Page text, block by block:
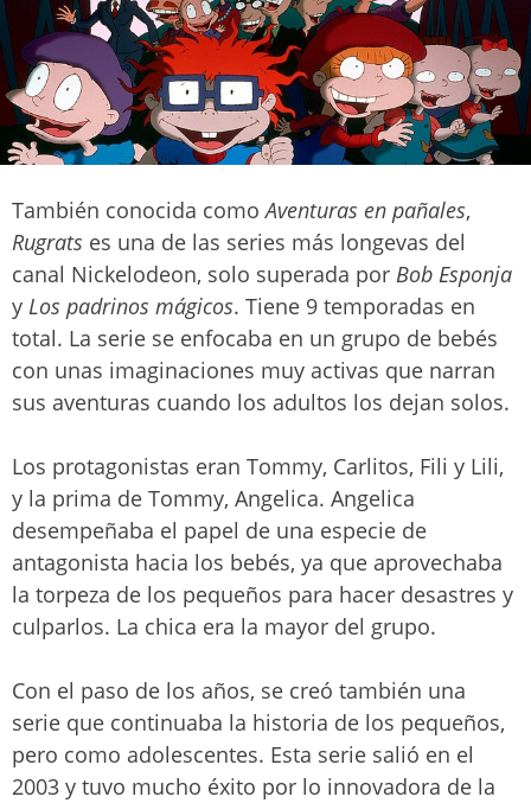
También conocida comoAventuras en pañales,
Rugrats es una de las series más longevas del
canal Nickelodeon, solo superada por Bob Esponja
y Los padrinos mágicos. Tiene 9 temporadas en
total. La serie se enfocaba en un grupo de bebés
con unas imaginaciones muy activas que narran
sus aventuras cuando los adultos los dejan solos.
Los protagonistas eran Tommy, Carlitos, Fili y Lili,
y la prima de Tommy, Angelica. Angelica
desempeñaba el papel de una especie de
antagonista hacia los bebés, ya que aprovechaba
la torpeza de los pequeños para hacer desastres y
culparlos. La chica era la mayor del grupo.
Con el paso de los años, se creó también una
serie que continuaba la historia de los pequeños,
pero como adolescentes. Esta serie salió en el
2003 y tuvo mucho éxito por lo innovadora de la